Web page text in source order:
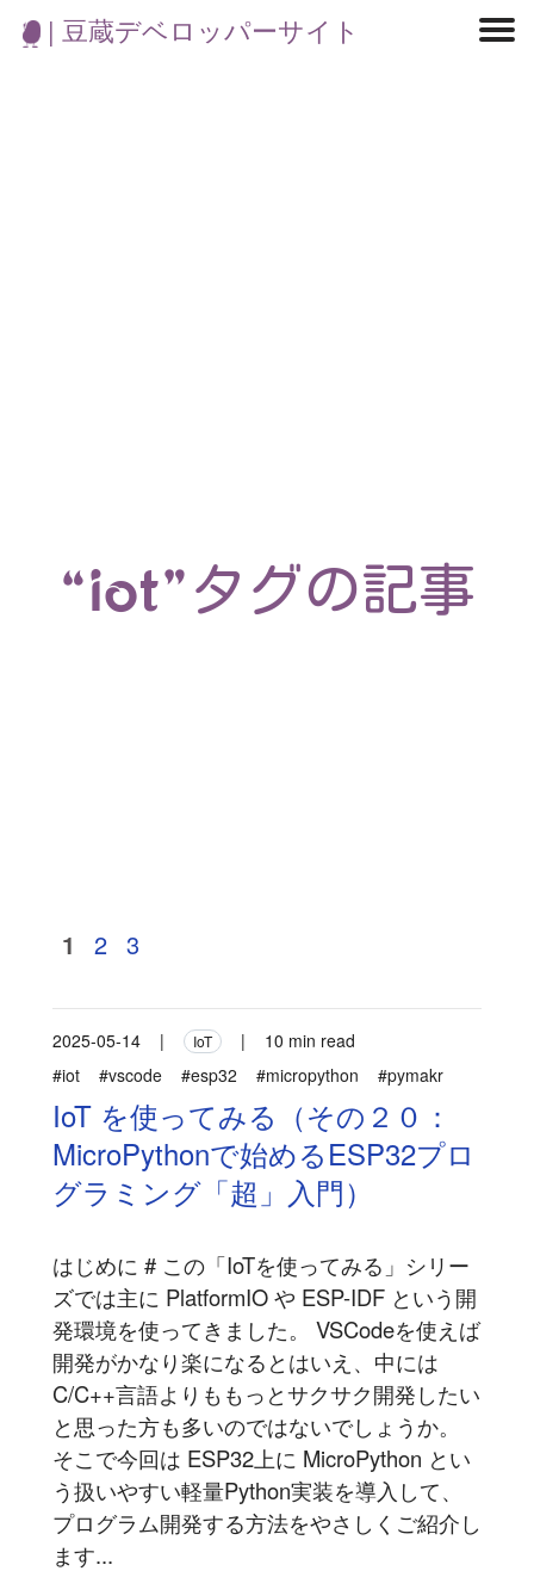
| 豆蔵デベロッパーサイト
“iot”タグの記事
1 2 3
2025-05-14 | IoT |
10 min read
#iot
#vscode #esp32 #micropython #pymakr
IoT を使ってみる（その２０：
MicroPythonで始めるESP32プロ
グラミング「超」入門）
はじめに # この「IoTを使ってみる」シリー
ズでは主に PlatformIO や ESP-IDF という開
発環境を使ってきました。 VSCodeを使えば
開発がかなり楽になるとはいえ、中には
C/C++言語よりももっとサクサク開発したい
と思った方も多いのではないでしょうか。
そこで今回は ESP32上に MicroPython とい
う扱いやすい軽量Python実装を導入して、
プログラム開発する方法をやさしくご紹介し
ます...